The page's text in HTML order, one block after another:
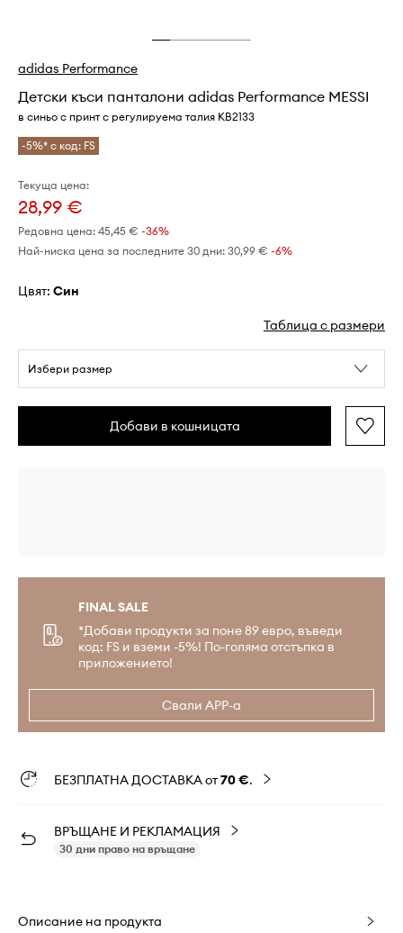
adidas Performance
Детски къси панталони adidas Performance MESSI
в синьо с принт с регулируема талия KB2133
-5%* с код: FS
Текуща цена:
28,99 €
Редовна цена: 45,45 € -36%
Най-ниска цена за последните 30 дни: 30,99 € -6%
Цвят: син
Таблица с размери
Избери размер
Добави в кошницата
FINAL SALE
*Добави продукти за поне 89 евро, въведи
код: FS и вземи -5%! По-голяма отстъпка в
приложението!
Свали APP-а
БЕЗПЛАТНА ДОСТАВКА от70 €.
ВРЪЩАНЕ И РЕКЛАМАЦИЯ
30 дни право на връщане
Описание на продукта